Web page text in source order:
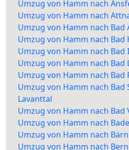
Umzug von Hamm nach
Umzug von Hamm nach
Umzug von Hamm nach Bad
Umzug von Hamm nach Bad
Umzug von Hamm nach Bad
Umzug von Hamm nach Bad
Umzug von Hamm nach Bad
Umzug von Hamm nach Bad
Lavanttal
Umzug von Hamm nach Bad
Umzug von Hamm nach
Umzug von Hamm nach
Umzug von Hamm nach